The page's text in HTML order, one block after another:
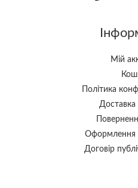
Мій
Політика
Доставка
Оформлення
Договір